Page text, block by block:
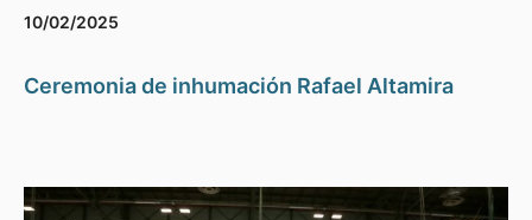
10/02/2025
Ceremonia de inhumación Rafael Altamira